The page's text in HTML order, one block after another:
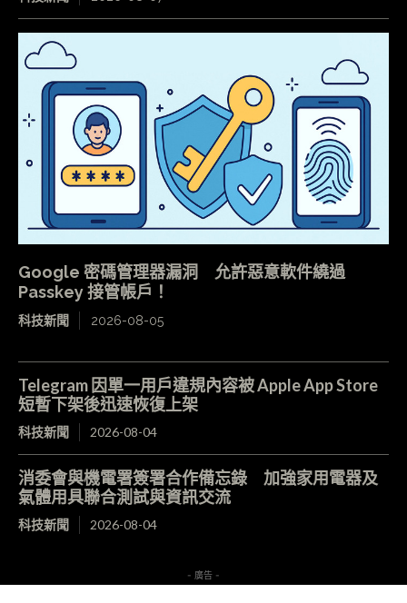
Google 密碼管理器漏洞 允許惡意軟件繞過
Passkey 接管帳戶！
科技新聞 2026-08-05
Telegram 因單一用戶違規內容被 Apple App Store
短暫下架後迅速恢復上架
科技新聞 2026-08-04
消委會與機電署簽署合作備忘錄 加強家用電器及
氣體用具聯合測試與資訊交流
科技新聞 2026-08-04
- 廣告 -